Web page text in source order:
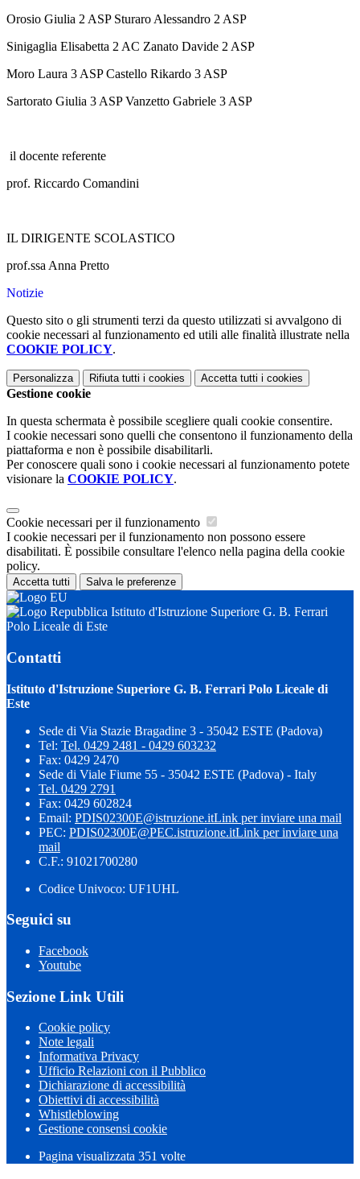
Orosio Giulia 2 ASP Sturaro Alessandro 2 ASP
Sinigaglia Elisabetta 2 AC Zanato Davide 2 ASP
Moro Laura 3 ASP Castello Rikardo 3 ASP
Sartorato Giulia 3 ASP Vanzetto Gabriele 3 ASP
il docente referente
prof. Riccardo Comandini
IL DIRIGENTE SCOLASTICO
prof.ssa Anna Pretto
Notizie
Questo sito o gli strumenti terzi da questo utilizzati si avvalgono di
cookie necessari al funzionamento ed utili alle finalità illustrate nella
COOKIE POLICY.
Personalizza Rifiuta tutti i cookies Accetta tutti i cookies
Gestione cookie
In questa schermata è possibile scegliere quali cookie consentire.
I cookie necessari sono quelli che consentono il funzionamento della
piattaforma e non è possibile disabilitarli.
Per conoscere quali sono i cookie necessari al funzionamento potete
visionare la COOKIE POLICY.
Cookie necessari per il funzionamento
I cookie necessari per il funzionamento non possono essere
disabilitati. È possibile consultare l'elenco nella pagina della cookie
policy.
Accetta tutti Salva le preferenze
Istituto d'Istruzione Superiore G. B. Ferrari
Polo Liceale di Este
Contatti
Istituto d'Istruzione Superiore G. B. Ferrari Polo Liceale di
Este
Sede di Via Stazie Bragadine 3 - 35042 ESTE (Padova)
Tel: Tel. 0429 2481 - 0429 603232
Fax: 0429 2470
Sede di Viale Fiume 55 - 35042 ESTE (Padova) - Italy
Tel. 0429 2791
Fax: 0429 602824
Email: PDIS02300E@istruzione.itLink per inviare una mail
PEC: PDIS02300E@PEC.istruzione.itLink per inviare una
mail
C.F.: 91021700280
Codice Univoco: UF1UHL
Seguici su
Facebook
Youtube
Sezione Link Utili
Cookie policy
Note legali
Informativa Privacy
Ufficio Relazioni con il Pubblico
Dichiarazione di accessibilità
Obiettivi di accessibilità
Whistleblowing
Gestione consensi cookie
Pagina visualizzata 351 volte